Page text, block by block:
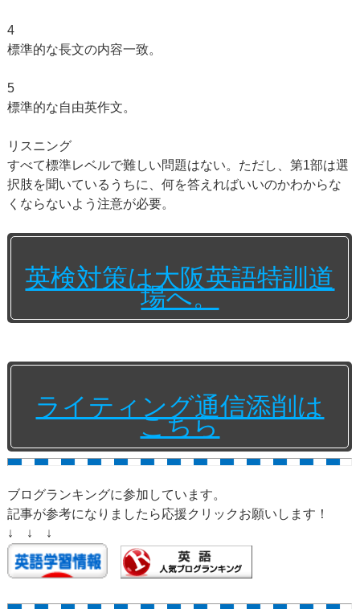
4
標準的な長文の内容一致。
5
標準的な自由英作文。
リスニング
すべて標準レベルで難しい問題はない。ただし、第1部は選
択肢を聞いているうちに、何を答えればいいのかわからな
くならないよう注意が必要。
英検対策は大阪英語特訓道
場へ。
ライティング通信添削は
こちら
ブログランキングに参加しています。
記事が参考になりましたら応援クリックお願いします！
↓ ↓ ↓